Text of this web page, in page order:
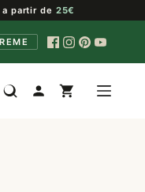
partir de 25€